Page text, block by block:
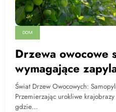
DOM
Drzewa owocowe
wymagające
gatunki
zapylaniu, a które
Świat Drzew Owocowych:
Przemierzając urokliwe
gdzie…